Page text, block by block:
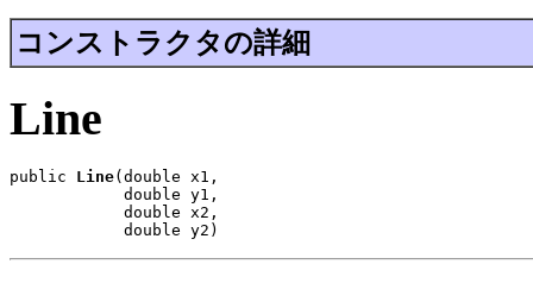
コンストラクタの詳細
Line
public Line(double x1,
            double y1,
            double x2,
            double y2)